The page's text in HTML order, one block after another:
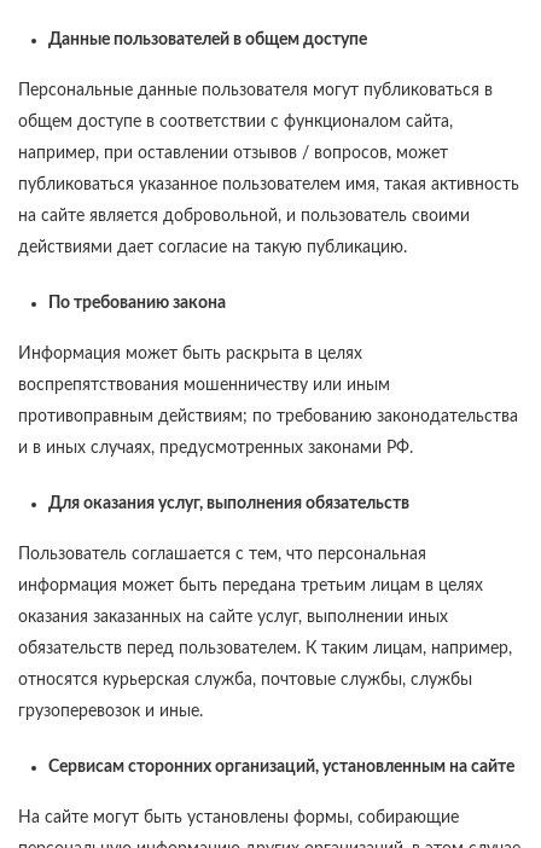
Данные пользователей в общем доступе
Персональные данные пользователя могут публиковаться в
общем доступе в соответствии с функционалом сайта,
например, при оставлении отзывов / вопросов, может
публиковаться указанное пользователем имя, такая активность
на сайте является добровольной, и пользователь своими
действиями дает согласие на такую публикацию.
По требованию закона
Информация может быть раскрыта в целях
воспрепятствования мошенничеству или иным
противоправным действиям; по требованию законодательства
и в иных случаях, предусмотренных законами РФ.
Для оказания услуг, выполнения обязательств
Пользователь соглашается с тем, что персональная
информация может быть передана третьим лицам в целях
оказания заказанных на сайте услуг, выполнении иных
обязательств перед пользователем. К таким лицам, например,
относятся курьерская служба, почтовые службы, службы
грузоперевозок и иные.
Сервисам сторонних организаций, установленным на сайте
На сайте могут быть установлены формы, собирающие